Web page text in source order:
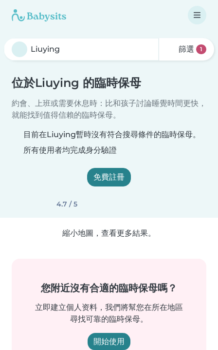
篩選 1
位於Liuying 的臨時保母
約會、上班或需要休息時：比和孩子討論睡覺時間更快，
就能找到值得信賴的臨時保母。
目前在Liuying暫時沒有符合搜尋條件的臨時保母。
所有使用者均完成身分驗證
免費註冊
4.7 / 5
縮小地圖，查看更多結果。
您附近沒有合適的臨時保母嗎？
立即建立個人资料，我們將幫您在所在地區
尋找可靠的臨時保母。
開始使用